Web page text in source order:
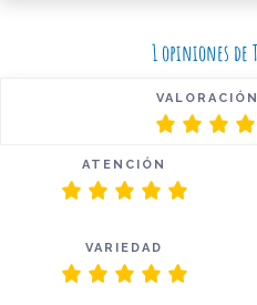
1 opiniones de
ATENCIÓN
VARIEDAD